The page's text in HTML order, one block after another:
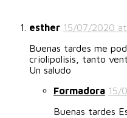
esther 15/07/2020
Buenas tardes me
criolipolisis, tanto
Un saludo
Formadora 15/
Buenas tardes